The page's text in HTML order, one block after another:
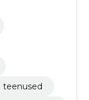
teenused